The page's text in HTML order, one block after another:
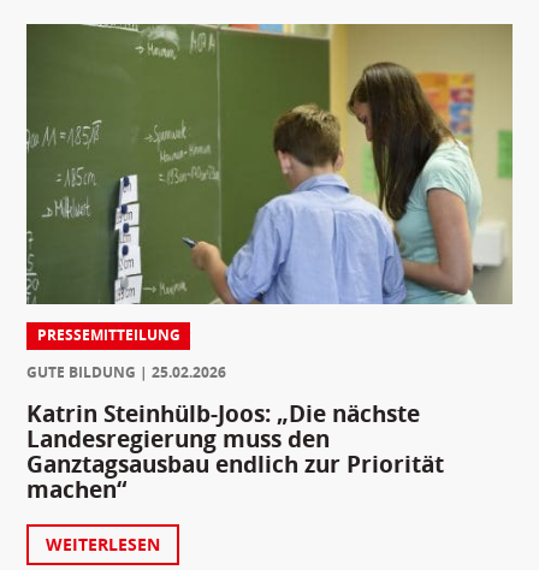
PRESSEMITTEILUNG
GUTE BILDUNG
25.02.2026
Katrin Steinhülb-Joos: „Die nächste
Landesregierung muss den
Ganztagsausbau endlich zur Priorität
machen“
WEITERLESEN